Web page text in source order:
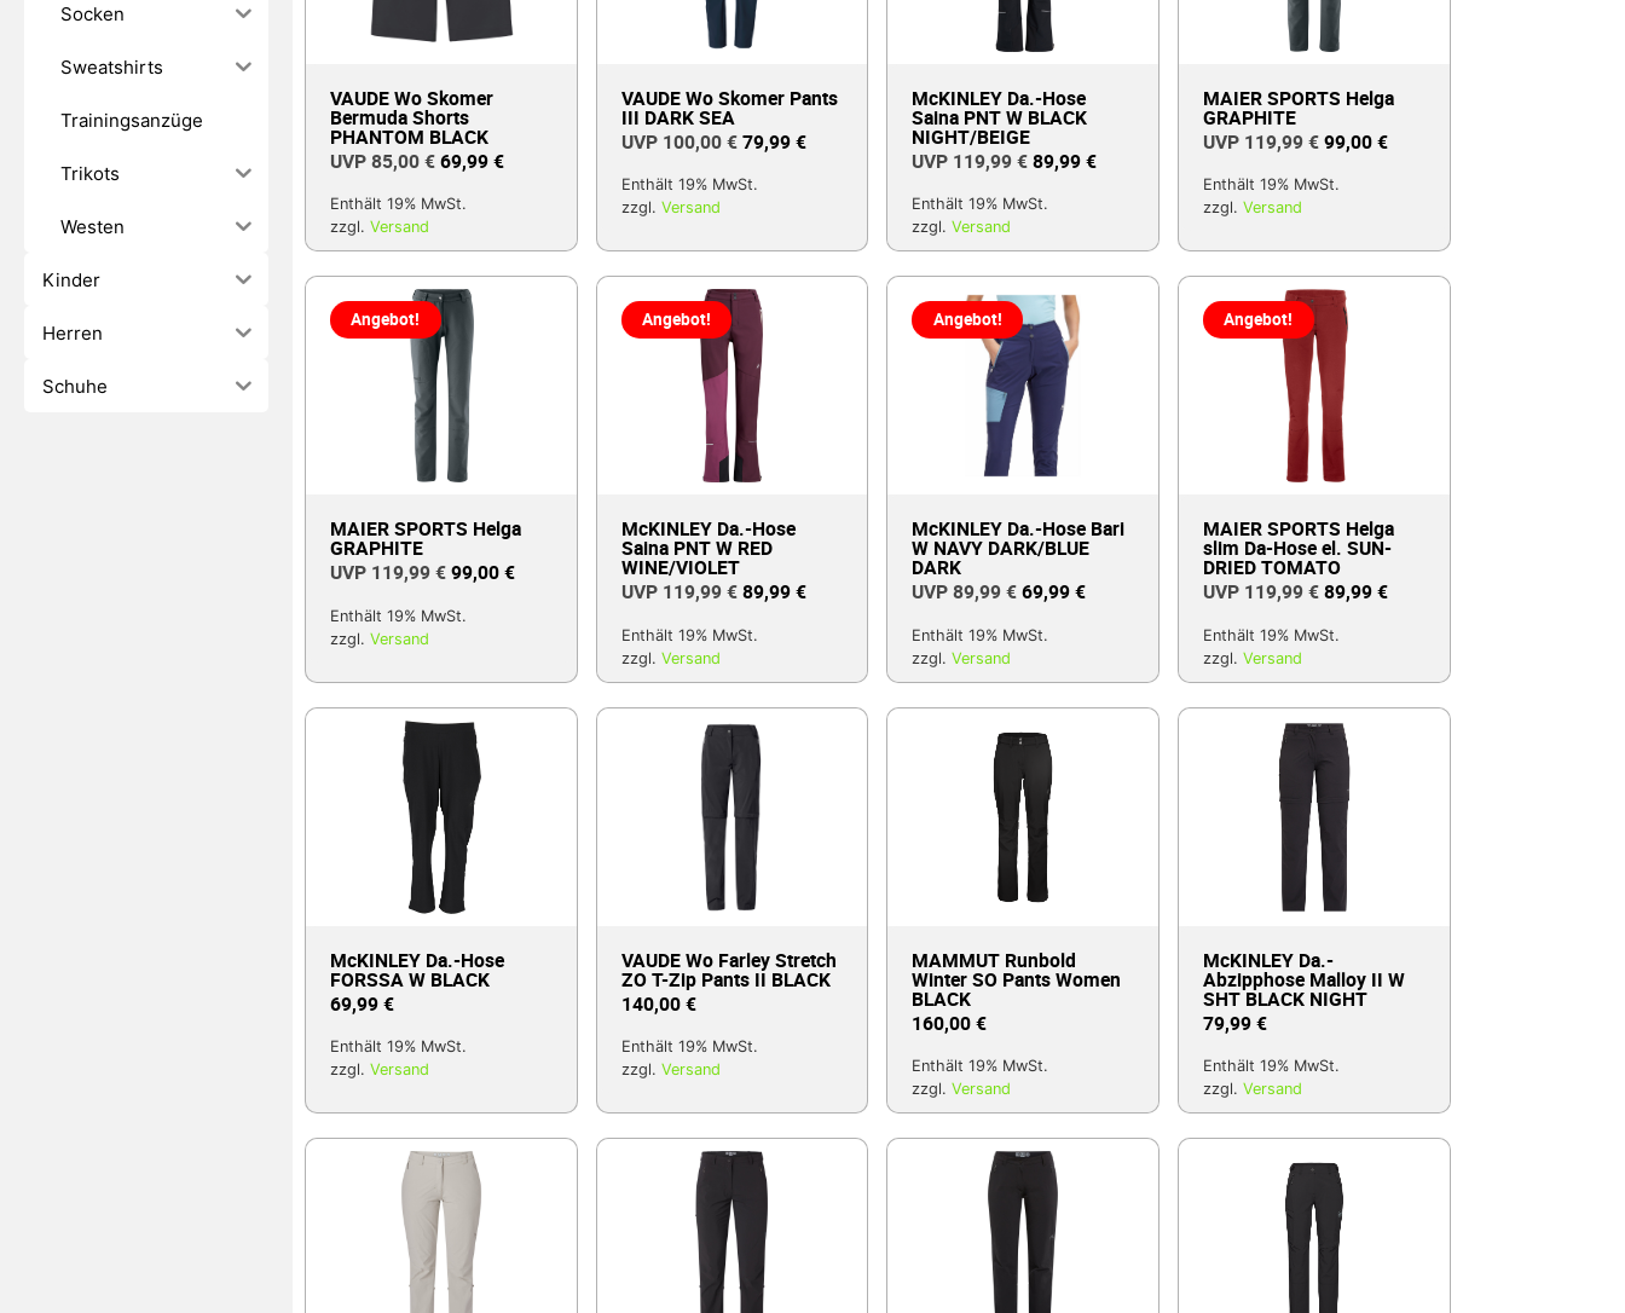
Socken
Sweatshirts
Trainingsanzüge
Trikots
Westen
Kinder
Herren
Schuhe
VAUDE Wo Skomer
Bermuda Shorts
PHANTOM BLACK
85,00€69,99€
Enthält 19% MwSt.
zzgl. Versand
VAUDE Wo Skomer Pants
III DARK SEA
100,00€ 79,99€
Enthält 19% MwSt.
zzgl. Versand
McKINLEY Da.-Hose
Saina PNT W BLACK
NIGHT/BEIGE
119,99€89,99€
Enthält 19% MwSt.
zzgl.Versand
MAIER SPORTS Helga
GRAPHITE
119,99€99,00€
Enthält 19% MwSt.
zzgl. Versand
Angebot!
MAIER SPORTS Helga
GRAPHITE
119,99€99,00€
Enthält 19% MwSt.
zzgl. Versand
Angebot!
McKINLEY Da.-Hose
Saina PNT W RED
WINE/VIOLET
119,99€ 89,99€
Enthält 19% MwSt.
zzgl. Versand
Angebot!
McKINLEY Da.-Hose Bari
W NAVY DARK/BLUE
DARK
89,99€69,99€
Enthält 19% MwSt.
zzgl.Versand
Angebot!
MAIER SPORTS Helga
slim Da-Hose el. SUN-
DRIED TOMATO
119,99€89,99€
Enthält 19% MwSt.
zzgl. Versand
McKINLEY Da.-Hose
FORSSA W BLACK
69,99€
Enthält 19% MwSt.
zzgl. Versand
VAUDE Wo Farley Stretch
ZO T-Zip Pants II BLACK
140,00€
Enthält 19% MwSt.
zzgl. Versand
MAMMUT Runbold
Winter SO Pants Women
BLACK
160,00€
Enthält 19% MwSt.
zzgl.Versand
McKINLEY Da.-
Abzipphose Malloy II W
SHT BLACK NIGHT
79,99€
Enthält 19% MwSt.
zzgl. Versand